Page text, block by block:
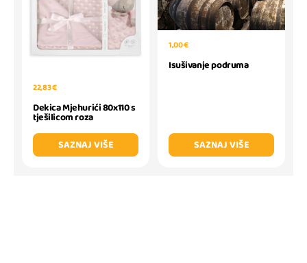
22,83 €
Dekica Mjehurići 80x110 s
tješilicom roza
SAZNAJ VIŠE
1,00 €
Isušivanje podruma
SAZNAJ VIŠE